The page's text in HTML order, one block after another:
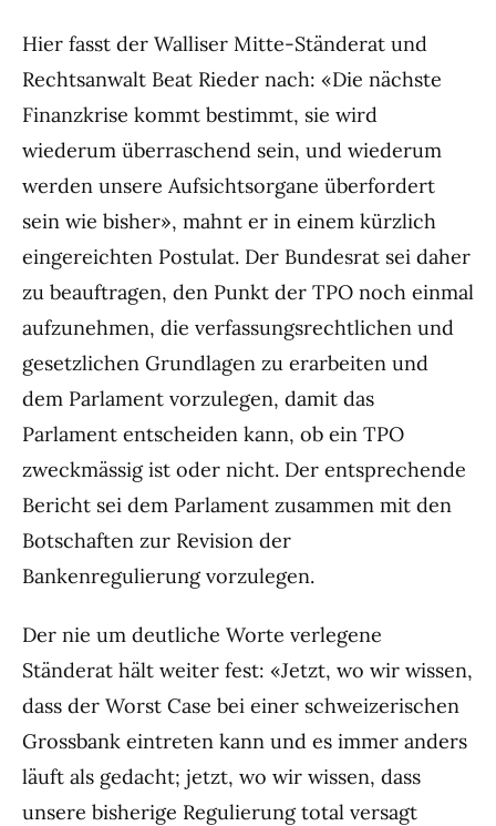
Hier fasst der Walliser Mitte-Ständerat und
Rechtsanwalt Beat Rieder nach: «Die nächste
Finanzkrise kommt bestimmt, sie wird
wiederum überraschend sein, und wiederum
werden unsere Aufsichtsorgane überfordert
sein wie bisher», mahnt er in einem kürzlich
eingereichten Postulat. Der Bundesrat sei daher
zu beauftragen, den Punkt der TPO noch einmal
aufzunehmen, die verfassungsrechtlichen und
gesetzlichen Grundlagen zu erarbeiten und
dem Parlament vorzulegen, damit das
Parlament entscheiden kann, ob ein TPO
zweckmässig ist oder nicht. Der entsprechende
Bericht sei dem Parlament zusammen mit den
Botschaften zur Revision der
Bankenregulierung vorzulegen.
Der nie um deutliche Worte verlegene
Ständerat hält weiter fest: «Jetzt, wo wir wissen,
dass der Worst Case bei einer schweizerischen
Grossbank eintreten kann und es immer anders
läuft als gedacht; jetzt, wo wir wissen, dass
unsere bisherige Regulierung total versagt